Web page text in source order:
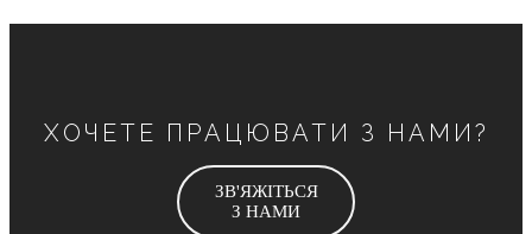
ХОЧЕТЕ ПРАЦЮВАТИ З НАМИ?
ЗВ'ЯЖІТЬСЯ
З НАМИ